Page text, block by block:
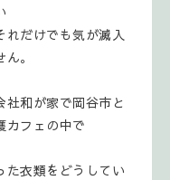
れだけでも気が滅入
。
和が家で岡谷市と
カフェの中で
た衣類をどうしてい